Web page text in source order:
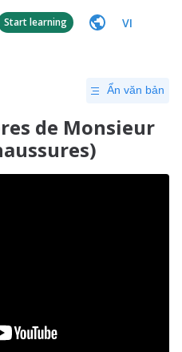
Start learning VI
Ẩn văn bản
de Monsieur